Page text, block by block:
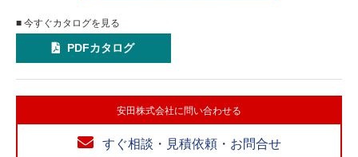
■ 今すぐカタログを見る
PDFカタログ
安田株式会社に問い合わせる
すぐ相談・見積依頼・お問合せ